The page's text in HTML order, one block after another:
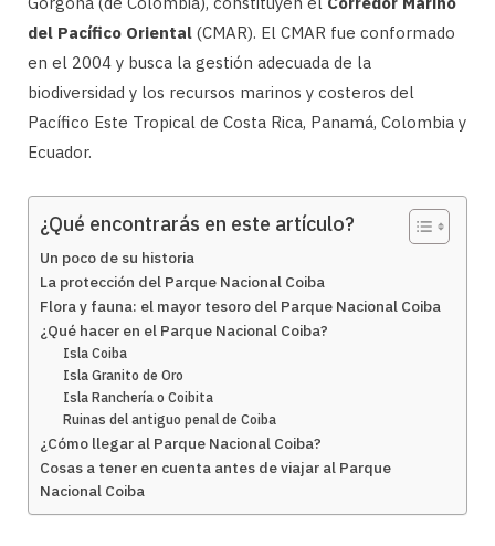
del Pacífico Oriental (CMAR). El CMAR fue conformado
en el 2004 y busca la gestión adecuada de la
biodiversidad y los recursos marinos y costeros del
Pacífico Este Tropical de Costa Rica, Panamá, Colombia y
Ecuador.
¿Qué encontrarás en este artículo?
Un poco de su historia
La protección del Parque Nacional Coiba
Flora y fauna: el mayor tesoro del Parque Nacional Coiba
¿Qué hacer en el Parque Nacional Coiba?
Isla Coiba
Isla Granito de Oro
Isla Ranchería o Coibita
Ruinas del antiguo penal de Coiba
¿Cómo llegar al Parque Nacional Coiba?
Cosas a tener en cuenta antes de viajar al Parque
Nacional Coiba